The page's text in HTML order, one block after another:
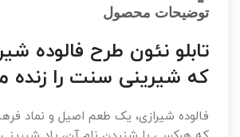
توضیحات محصول
تابلو نئون طرح فالوده
که شیرینی سنت را زنده
فالوده شیرازی، یک طعم اصیل و نماد